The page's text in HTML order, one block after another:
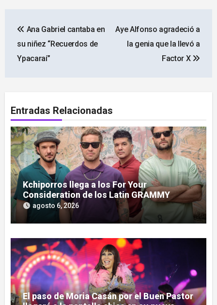
de
entradas
Ana Gabriel cantaba en
su niñez “Recuerdos de
Ypacaraí”
Aye Alfonso agradeció a
la genia que la llevó a
Factor X
Entradas Relacionadas
Kchiporros llega a los For Your
Consideration de los Latin GRAMMY
agosto 6, 2026
El paso de Moria Casán por el Buen Pastor